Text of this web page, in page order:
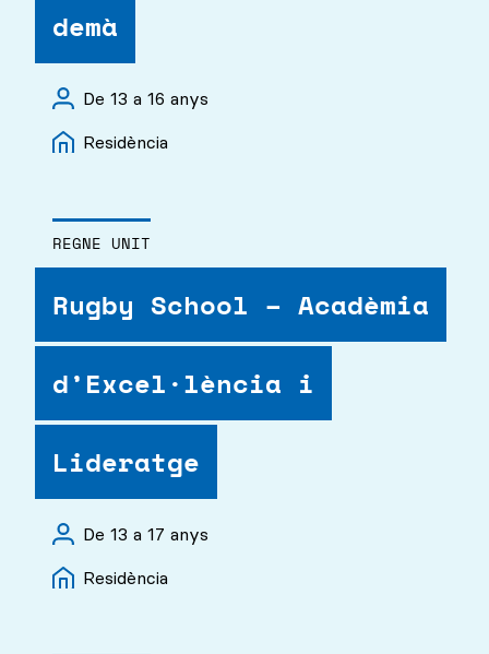
demà
De 13 a 16 anys
Residència
REGNE UNIT
Rugby School – Acadèmia
d’Excel·lència i
Lideratge
De 13 a 17 anys
Residència